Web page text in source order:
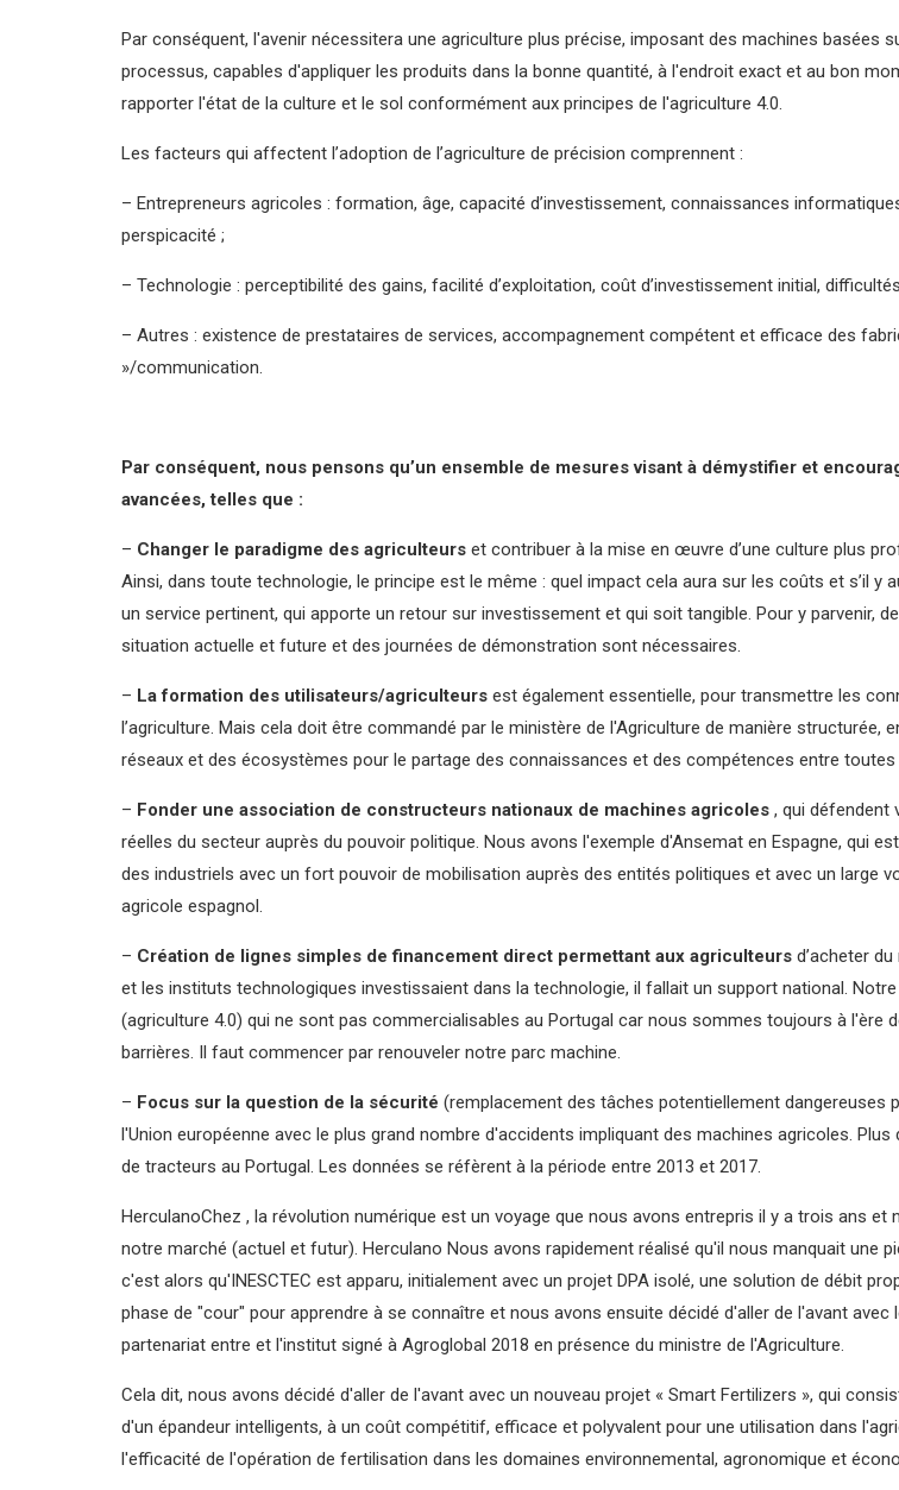
Par conséquent, l'avenir nécessitera une agriculture plus précise, imposant des machines basées
processus, capables d'appliquer les produits dans la bonne quantité, à l'endroit exact et au bon
rapporter l'état de la culture et le sol conformément aux principes de l'agriculture 4.0.
Les facteurs qui affectent l’adoption de l’agriculture de précision comprennent :
– Entrepreneurs agricoles : formation, âge, capacité d’investissement, connaissances
perspicacité ;
– Technologie : perceptibilité des gains, facilité d’exploitation, coût d’investissement initial,
– Autres : existence de prestataires de services, accompagnement compétent et efficace des
»/communication.
Par conséquent, nous pensons qu’un ensemble de mesures visant à démystifier et
avancées, telles que :
– Changer le paradigme des agriculteurs et contribuer à la mise en œuvre d’une culture plus
Ainsi, dans toute technologie, le principe est le même : quel impact cela aura sur les coûts et s’il y
un service pertinent, qui apporte un retour sur investissement et qui soit tangible. Pour y parvenir,
situation actuelle et future et des journées de démonstration sont nécessaires.
– La formation des utilisateurs/agriculteurs est également essentielle, pour transmettre les
l’agriculture. Mais cela doit être commandé par le ministère de l'Agriculture de manière
réseaux et des écosystèmes pour le partage des connaissances et des compétences entre toutes
– Fonder une association de constructeurs nationaux de machines agricoles , qui défendent
réelles du secteur auprès du pouvoir politique. Nous avons l'exemple d'Ansemat en Espagne, qui
des industriels avec un fort pouvoir de mobilisation auprès des entités politiques et avec un large
agricole espagnol.
– Création de lignes simples de financement direct permettant aux agriculteurs d’acheter
et les instituts technologiques investissaient dans la technologie, il fallait un support national.
(agriculture 4.0) qui ne sont pas commercialisables au Portugal car nous sommes toujours à l'ère
barrières. Il faut commencer par renouveler notre parc machine.
– Focus sur la question de la sécurité (remplacement des tâches potentiellement dangereuses
l'Union européenne avec le plus grand nombre d'accidents impliquant des machines agricoles.
de tracteurs au Portugal. Les données se réfèrent à la période entre 2013 et 2017.
HerculanoChez , la révolution numérique est un voyage que nous avons entrepris il y a trois ans
notre marché (actuel et futur). Herculano Nous avons rapidement réalisé qu'il nous manquait une
c'est alors qu'INESCTEC est apparu, initialement avec un projet DPA isolé, une solution de débit
phase de "cour" pour apprendre à se connaître et nous avons ensuite décidé d'aller de l'avant
partenariat entre et l'institut signé à Agroglobal 2018 en présence du ministre de l'Agriculture.
Cela dit, nous avons décidé d'aller de l'avant avec un nouveau projet « Smart Fertilizers », qui
d'un épandeur intelligents, à un coût compétitif, efficace et polyvalent pour une utilisation dans
l'efficacité de l'opération de fertilisation dans les domaines environnemental, agronomique et